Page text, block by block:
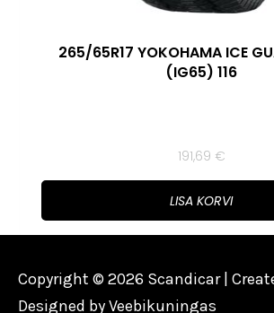
265/65R17 YOKOHAMA ICE
(IG65) 116
191,69 €
LISA KORVI
Copyright © 2026 Scandicar |
Designed byVeebikuningas